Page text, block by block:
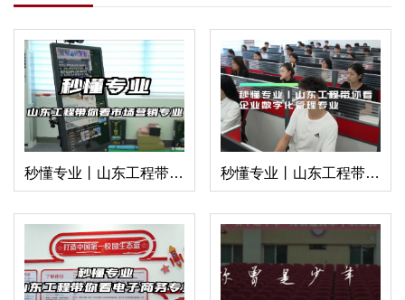
秒懂专业丨山东工程带你看市场营销专业 秒懂专业丨山东工程带你看企业数字化管...